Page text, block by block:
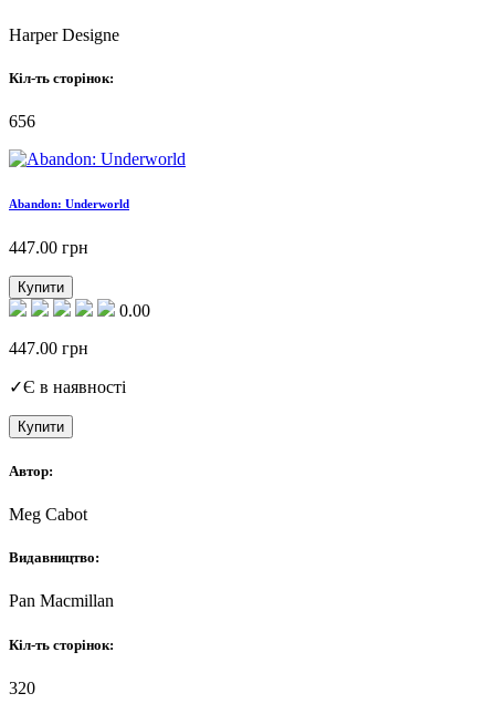
Harper Designe
Кіл-ть сторінок:
656
Abandon: Underworld
447.00 грн
Купити
0.00
447.00 грн
✓Є в наявності
Купити
Автор:
Meg Cabot
Видавництво:
Pan Macmillan
Кіл-ть сторінок:
320